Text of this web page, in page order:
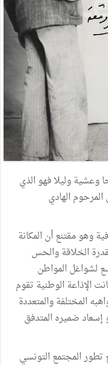
وليلا فهو الذي
المرحوم الهادي
وهو مقتنع أن المكانة
الخلاقة والحس
لشواغل المواطن
الإذاعة الوطنية تقوم
المختلفة والمتعددة
إسعاد ضميره المتدفق
تطور المجتمع التونسي